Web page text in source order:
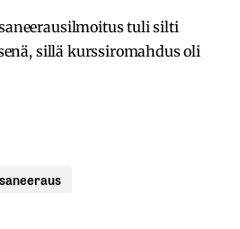
tuli silti
sillä kurssiromahdus oli